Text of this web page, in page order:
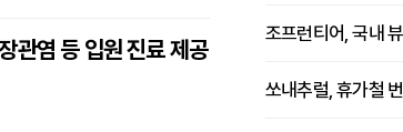
큰 일부 비급여 진료비도 함께 지
한 만족도 조사에서 전체 참여자
관염 등 입원 진료 제공